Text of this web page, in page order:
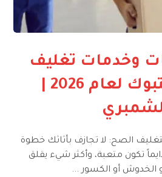
وخدمات تغليف
الصح: لا تجازف بأثاثك خطوة
تكون متعبة، وأكثر شيء يقلق
الخدوش أو الكسور ...